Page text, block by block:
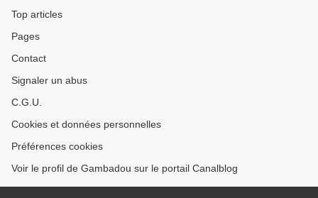
Top articles
Pages
Contact
Signaler un abus
C.G.U.
Cookies et données personnelles
Préférences cookies
Voir le profil de Gambadou sur le portail Canalblog